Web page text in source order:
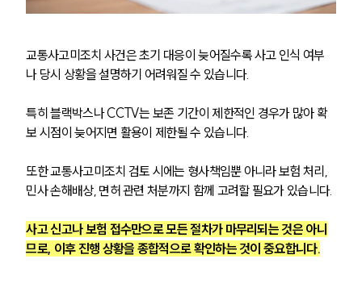
대륜법률상담예약
교통사고미조치 사건은 초기 대응이 늦어질수록 사고 인식 여부
나 당시 상황을 설명하기 어려워질 수 있습니다.
특히 블랙박스나 CCTV는 보존 기간이 제한적인 경우가 많아 확
보 시점이 늦어지면 활용이 제한될 수 있습니다.
또한 교통사고미조치 검토 시에는 형사책임뿐 아니라 보험 처리,
민사 손해배상, 면허 관련 처분까지 함께 고려할 필요가 있습니다.
사고 신고나 보험 접수만으로 모든 절차가 마무리되는 것은 아니
므로, 이후 진행 상황을 종합적으로 확인하는 것이 중요합니다.